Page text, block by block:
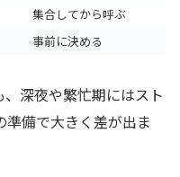
集合してから呼ぶ
事前に決める
深夜や繁忙期にはスト
準備で大きく差が出ま